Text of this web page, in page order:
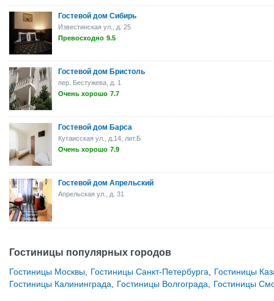
Гостевой дом Сибирь
Известинская ул., д. 25
Превосходно 9.5
Гостевой дом Бристоль
пер. Бестужева, д. 1
Очень хорошо 7.7
Гостевой дом Барса
Кутаисская ул., д.14, лит.Б
Очень хорошо 7.9
Гостевой дом Апрельский
Апрельская ул., д. 31
Гостиницы популярных городов
Гостиницы Москвы Гостиницы Санкт-Петербурга
Гостиницы
Гостиницы Калининграда
Гостиницы Волгограда Гостиницы